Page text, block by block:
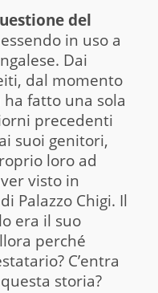
del
in uso a
Dai
dal momento
fatto una sola
precedenti
suoi genitori,
loro ad
visto in
Palazzo Chigi. Il
era il suo
perché
C’entra
storia?